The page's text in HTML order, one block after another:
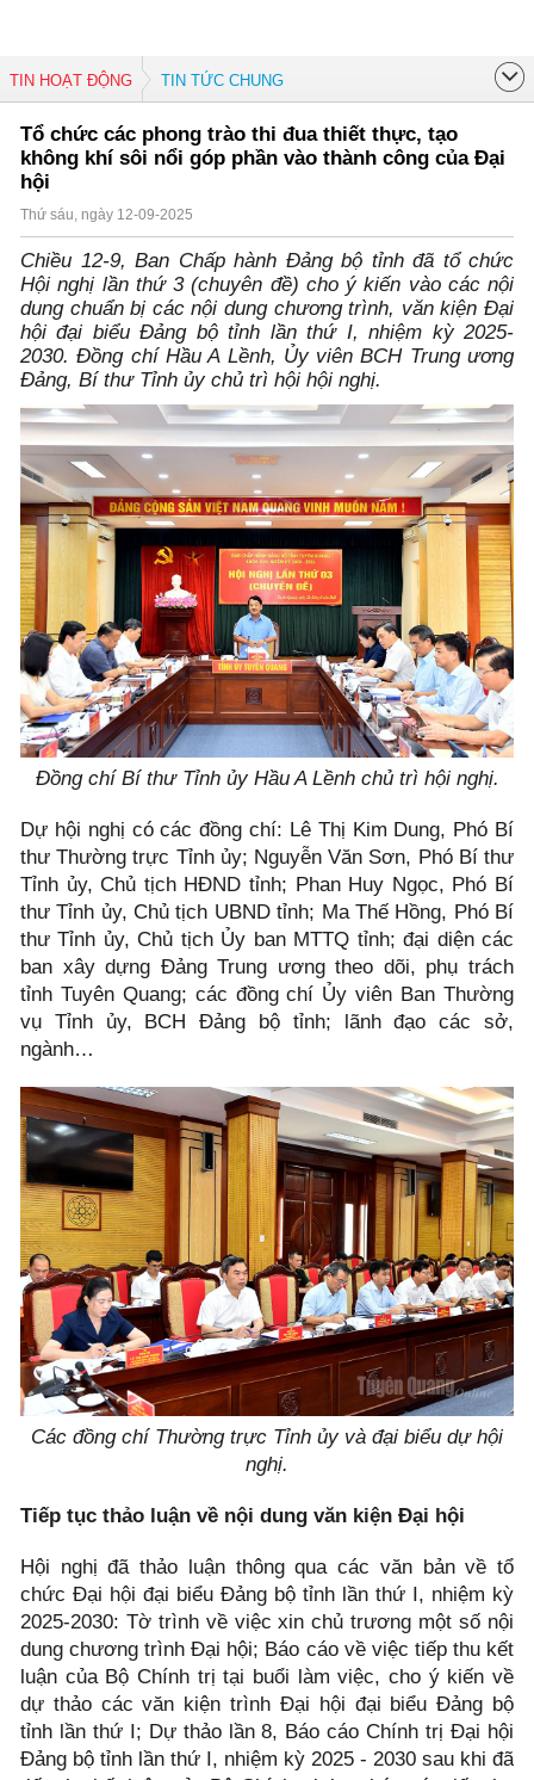
TIN HOẠT ĐỘNG TIN TỨC CHUNG
Tổ chức các phong trào thi đua thiết thực, tạo
không khí sôi nổi góp phần vào thành công của Đại
hội
Thứ sáu, ngày 12-09-2025
Chiều 12-9, Ban Chấp hành Đảng bộ tỉnh đã tổ chức
Hội nghị lần thứ 3 (chuyên đề) cho ý kiến vào các nội
dung chuẩn bị các nội dung chương trình, văn kiện Đại
hội đại biểu Đảng bộ tỉnh lần thứ I, nhiệm kỳ 2025-
2030. Đồng chí Hầu A Lềnh, Ủy viên BCH Trung ương
Đảng, Bí thư Tỉnh ủy chủ trì hội hội nghị.
Đồng chí Bí thư Tỉnh ủy Hầu A Lềnh chủ trì hội nghị.
Dự hội nghị có các đồng chí: Lê Thị Kim Dung, Phó Bí
thư Thường trực Tỉnh ủy; Nguyễn Văn Sơn, Phó Bí thư
Tỉnh ủy, Chủ tịch HĐND tỉnh; Phan Huy Ngọc, Phó Bí
thư Tỉnh ủy, Chủ tịch UBND tỉnh; Ma Thế Hồng, Phó Bí
thư Tỉnh ủy, Chủ tịch Ủy ban MTTQ tỉnh; đại diện các
ban xây dựng Đảng Trung ương theo dõi, phụ trách
tỉnh Tuyên Quang; các đồng chí Ủy viên Ban Thường
vụ Tỉnh ủy, BCH Đảng bộ tỉnh; lãnh đạo các sở,
ngành…
Các đồng chí Thường trực Tỉnh ủy và đại biểu dự hội
nghị.
Tiếp tục thảo luận về nội dung văn kiện Đại hội
Hội nghị đã thảo luận thông qua các văn bản về tổ
chức Đại hội đại biểu Đảng bộ tỉnh lần thứ I, nhiệm kỳ
2025-2030: Tờ trình về việc xin chủ trương một số nội
dung chương trình Đại hội; Báo cáo về việc tiếp thu kết
luận của Bộ Chính trị tại buổi làm việc, cho ý kiến về
dự thảo các văn kiện trình Đại hội đại biểu Đảng bộ
tỉnh lần thứ I; Dự thảo lần 8, Báo cáo Chính trị Đại hội
Đảng bộ tỉnh lần thứ I, nhiệm kỳ 2025 - 2030 sau khi đã